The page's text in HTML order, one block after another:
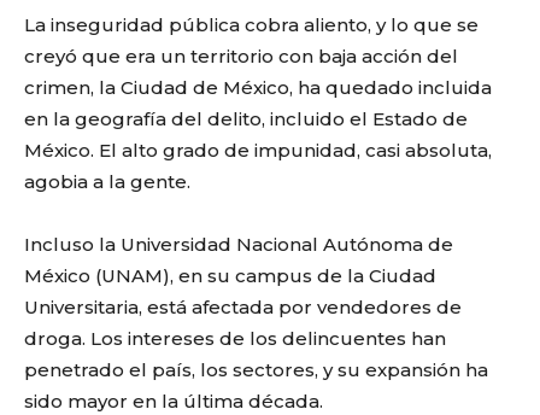
La inseguridad pública cobra aliento, y lo que se
creyó que era un territorio con baja acción del
crimen, la Ciudad de México, ha quedado incluida
en la geografía del delito, incluido el Estado de
México. El alto grado de impunidad, casi absoluta,
agobia a la gente.
Incluso la Universidad Nacional Autónoma de
México (UNAM), en su campus de la Ciudad
Universitaria, está afectada por vendedores de
droga. Los intereses de los delincuentes han
penetrado el país, los sectores, y su expansión ha
sido mayor en la última década.